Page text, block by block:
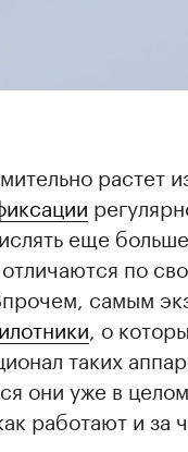
растет из
еще
по
самым
, о
таких
они уже в
работают и за